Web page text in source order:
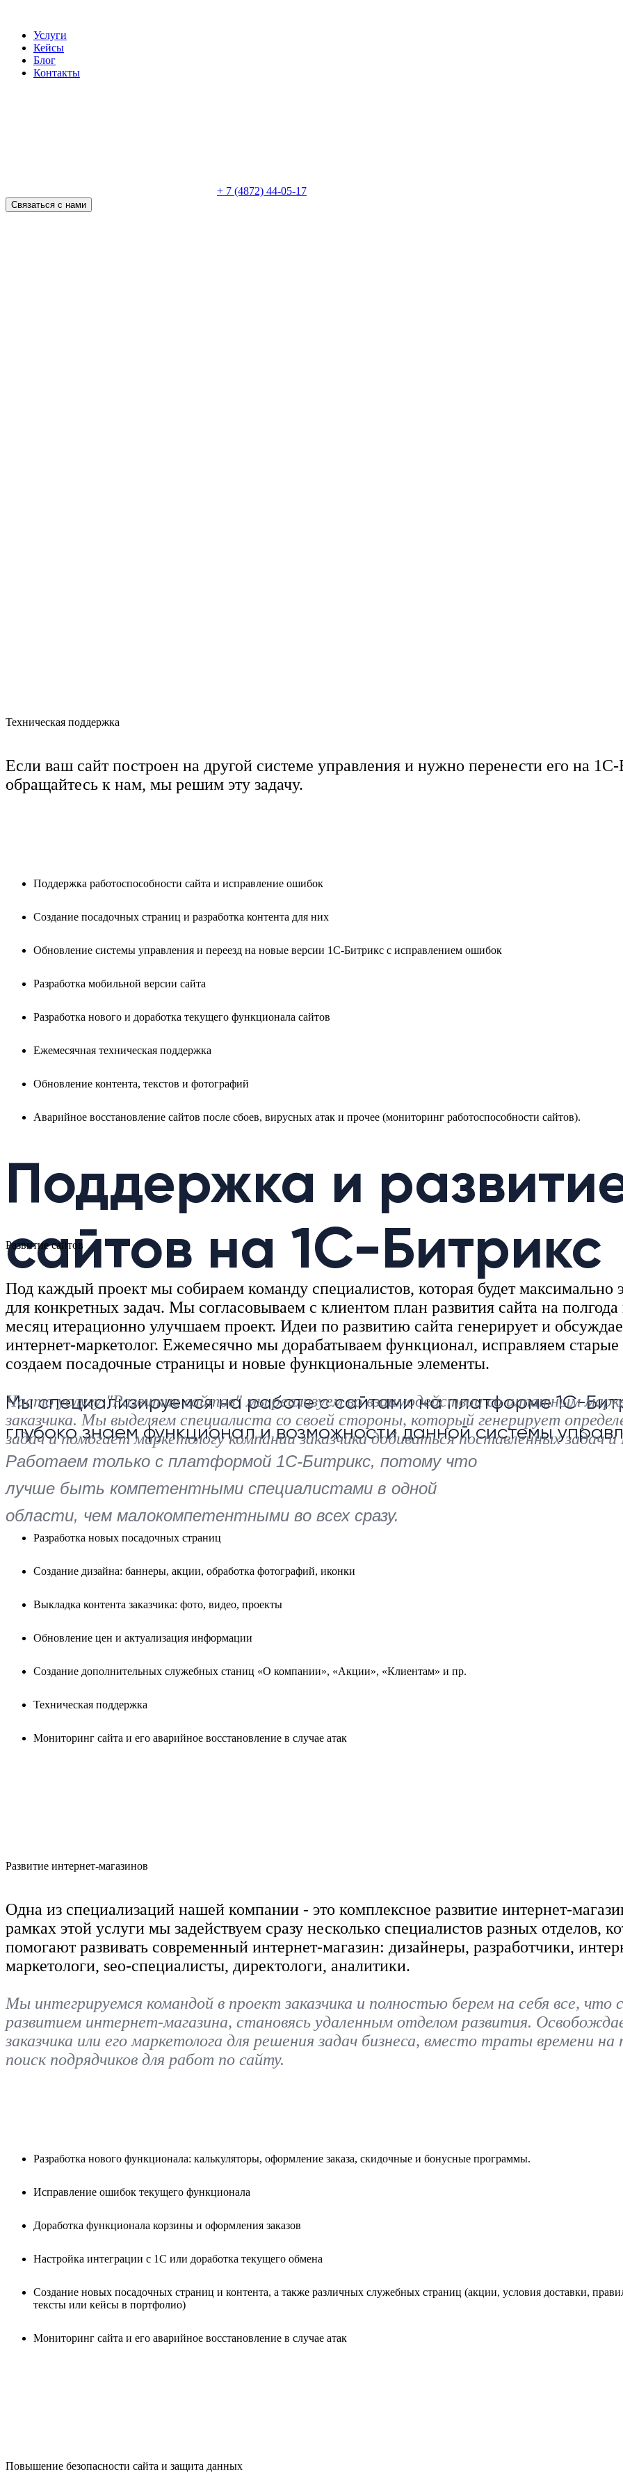
Услуги
Кейсы
Блог
Контакты
+ 7 (4872) 44-05-17
Связаться с нами
Поддержка и
сайтов на 1С-Битрикс
Мы специализируемся на работе с сайтами на платформе 1С-
глубоко знаем функционал и возможности данной системы
Работаем только с платформой 1С-Битрикс, потому что
лучше быть компетентными специалистами в одной
области, чем малокомпетентными во всех сразу.
Техническая поддержка
Если ваш сайт построен на другой системе управления и нужно перенести его на 1С-
обращайтесь к нам, мы решим эту задачу.
Поддержка работоспособности сайта и исправление ошибок
Создание посадочных страниц и разработка контента для них
Обновление системы управления и переезд на новые версии 1С-Битрикс с исправлением ошибок
Разработка мобильной версии сайта
Разработка нового и доработка текущего функционала сайтов
Ежемесячная техническая поддержка
Обновление контента, текстов и фотографий
Аварийное восстановление сайтов после сбоев, вирусных атак и прочее (мониторинг работоспособности сайтов).
Развитие сайтов
Под каждый проект мы собираем команду специалистов, которая будет максимально
для конкретных задач. Мы согласовываем с клиентом план развития сайта на
месяц итерационно улучшаем проект. Идеи по развитию сайта генерирует и
интернет-маркетолог. Ежемесячно мы дорабатываем функционал, исправляем
создаем посадочные страницы и новые функциональные элементы.
Часто услугу "Развитие сайтов" мы реализуем во взаимодействии со штатным
заказчика. Мы выделяем специалиста со своей стороны, который генерирует
задач и помогает маркетологу компании заказчика добиваться поставленных задач
Разработка новых посадочных страниц
Создание дизайна: баннеры, акции, обработка фотографий, иконки
Выкладка контента заказчика: фото, видео, проекты
Обновление цен и актуализация информации
Создание дополнительных служебных станиц «О компании», «Акции», «Клиентам» и пр.
Техническая поддержка
Мониторинг сайта и его аварийное восстановление в случае атак
Развитие интернет-магазинов
Одна из специализаций нашей компании - это комплексное развитие интернет-
рамках этой услуги мы задействуем сразу несколько специалистов разных отделов,
помогают развивать современный интернет-магазин: дизайнеры, разработчики,
маркетологи, seo-специалисты, директологи, аналитики.
Мы интегрируемся командой в проект заказчика и полностью берем на себя все, что
развитием интернет-магазина, становясь удаленным отделом развития.
заказчика или его маркетолога для решения задач бизнеса, вместо траты времени
поиск подрядчиков для работ по сайту.
Разработка нового функционала: калькуляторы, оформление заказа, скидочные и бонусные программы.
Исправление ошибок текущего функционала
Доработка функционала корзины и оформления заказов
Настройка интеграции с 1С или доработка текущего обмена
Создание новых посадочных страниц и контента, а также различных служебных страниц (акции, условия доставки,
тексты или кейсы в портфолио)
Мониторинг сайта и его аварийное восстановление в случае атак
Повышение безопасности сайта и защита данных